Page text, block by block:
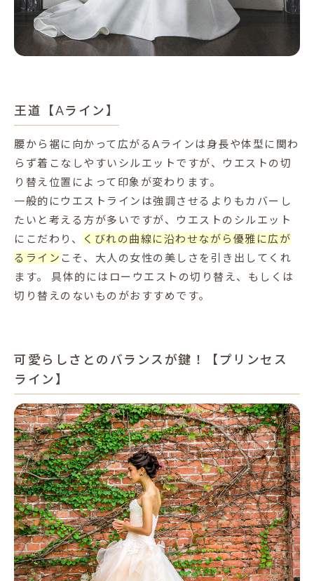
王道【Aライン】
腰から裾に向かって広がるAラインは身長や体型に関わ
らず着こなしやすいシルエットですが、ウエストの切
り替え位置によって印象が変わります。
一般的にウエストラインは強調させるよりもカバーし
たいと考える方が多いですが、ウエストのシルエット
にこだわり、
くびれの曲線に沿わせながら優雅に広が
るライン こそ、大人の女性の美しさを引き出してくれ
ます。
具体的にはローウエストの切り替え、もしくは
切り替えのないものがおすすめです。
可愛らしさとのバランスが鍵！【プリンセス
ライン】